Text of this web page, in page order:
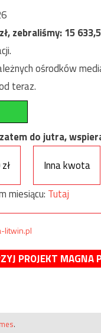
zł, zebraliśmy:15 633,5
ośrodków
teraz.
do jutra,
Inna kwota
miesiącu: Tutaj
litwin.pl
PROJEKT MAGNA
.